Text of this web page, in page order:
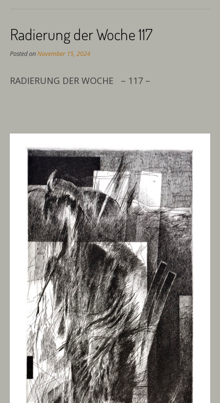
Radierung der Woche 117
Posted onNovember 15, 2024
RADIERUNG DER WOCHE – 117 –